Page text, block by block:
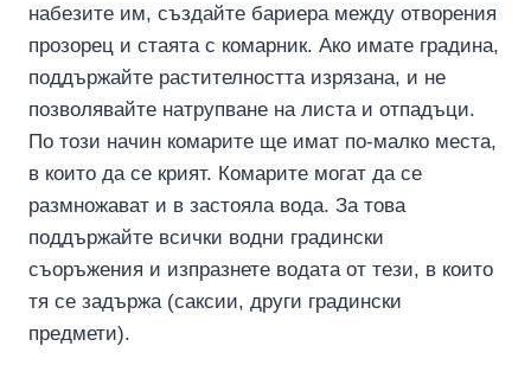
набезите им, създайте бариера между отворения
прозорец и стаята с комарник. Ако имате градина,
поддържайте растителността изрязана, и не
позволявайте натрупване на листа и отпадъци.
По този начин комарите ще имат по-малко места,
в които да се крият. Комарите могат да се
размножават и в застояла вода. За това
поддържайте всички водни градински
съоръжения и изпразнете водата от тези, в които
тя се задържа (саксии, други градински
предмети).